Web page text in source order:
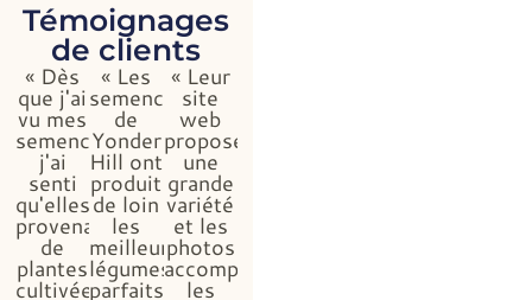
Témoignages
de clients
« Dès
que j'ai
vu mes
semences,
j'ai
senti
qu'elles
provenaient
de
plantes
cultivées
« Les
semences
de
Yonder
Hill ont
produit
de loin
les
meilleurs
légumes,
parfaits,
« Leur
site
web
propose
une
grande
variété
et les
photos
accompagnant
les